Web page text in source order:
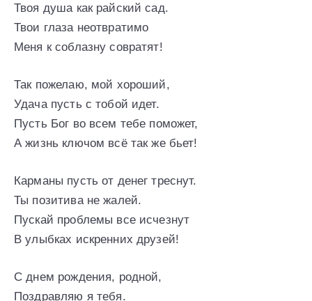
Твоя душа как райский сад.
Твои глаза неотвратимо
Меня к соблазну совратят!
Так пожелаю, мой хороший,
Удача пусть с тобой идет.
Пусть Бог во всем тебе поможет,
А жизнь ключом всё так же бьет!
Карманы пусть от денег треснут.
Ты позитива не жалей.
Пускай проблемы все исчезнут
В улыбках искренних друзей!
С днем рождения, родной,
Поздравляю я тебя.